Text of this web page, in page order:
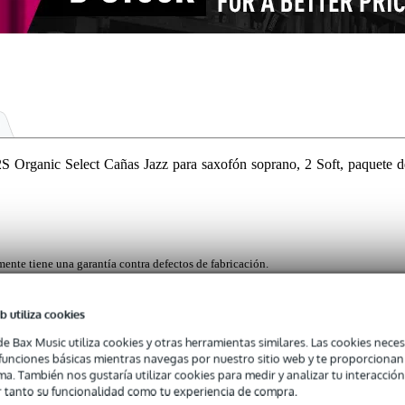
utiliza cookies
Bax Music utiliza cookies y otras herramientas similares. Las cookies
básicas mientras navegas por nuestro sitio web y te
También nos gustaría utilizar cookies para medir y analizar tu
tanto su funcionalidad como tu experiencia de compra.
Select Cañas Jazz para saxofón soprano, 2 Soft, paquete
tiene una garantía contra defectos de fabricación.
defectos de fabricación.
Filed en fuerza 2 Soft son ideales para los saxofonistas sopranos
vivo. Gracias al perfil limado, estas cañas ofrecen el máximo control
viene envuelta individualmente en un soporte de papel reciclable y